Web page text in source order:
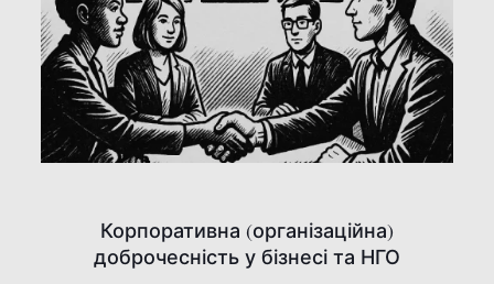
Корпоративна (організаційна)
доброчесність у бізнесі та НГО